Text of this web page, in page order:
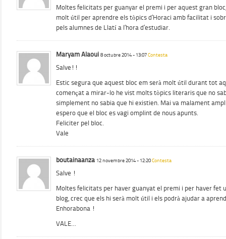
Moltes felicitats per guanyar el premi i per aquest gran
molt útil per aprendre els tòpics d’Horaci amb facilitat i
pels alumnes de Llatí a l’hora d’estudiar.
Maryam Alaoui 8 octubre 2014 - 13:07Contesta
Salve!!
Estic segura que aquest bloc em serà molt útil durant tot
començat a mirar-lo he vist molts tòpics literaris que no
simplement no sabia que hi existien. Mai va malament
espero que el bloc es vagi omplint de nous apunts.
Feliciter pel bloc.
Vale
boutainaanza 12 novembre 2014 - 12:20Contesta
Salve !
Moltes felicitats per haver guanyat el premi i per haver fet
blog, crec que els hi serà molt útil i els podrà ajudar a
Enhorabona !
VALE…